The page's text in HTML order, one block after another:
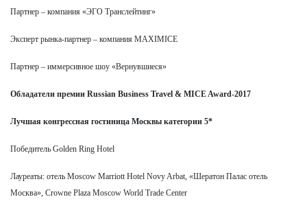
Партнер – компания «ЭГО Транслейтинг»
Эксперт рынка-партнер – компания MAXIMICE
Партнер – иммерсивное шоу «Вернувшиеся»
Обладатели премии Russian Business Travel & MICE Award-2017
Лучшая конгрессная гостиница Москвы категории 5*
Победитель Golden Ring Hotel
Лауреаты: отель Moscow Marriott Hotel Novy Arbat, «Шератон Палас отель
Москва», Crowne Plaza Moscow World Trade Center